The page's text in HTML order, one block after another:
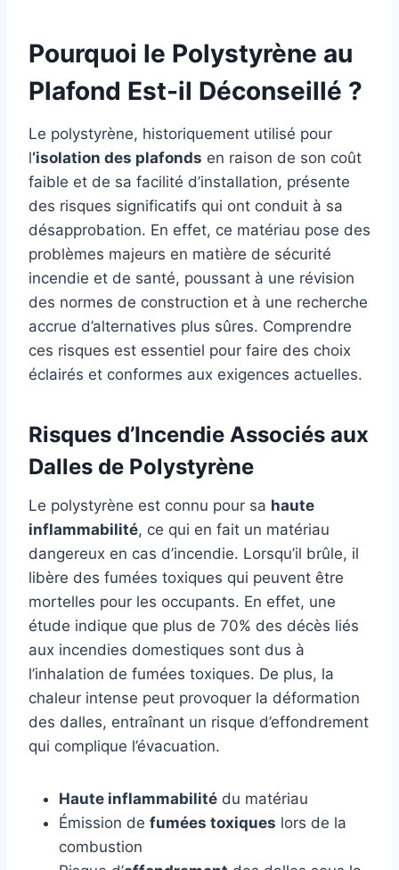
Pourquoi le Polystyrène au
Plafond Est-il Déconseillé ?
Le polystyrène, historiquement utilisé pour
l‘isolation des plafonds en raison de son coût
faible et de sa facilité d’installation, présente
des risques significatifs qui ont conduit à sa
désapprobation. En effet, ce matériau pose des
problèmes majeurs en matière de sécurité
incendie et de santé, poussant à une révision
des normes de construction et à une recherche
accrue d’alternatives plus sûres. Comprendre
ces risques est essentiel pour faire des choix
éclairés et conformes aux exigences actuelles.
Risques d’Incendie Associés aux
Dalles de Polystyrène
Le polystyrène est connu pour sa haute
inflammabilité, ce qui en fait un matériau
dangereux en cas d’incendie. Lorsqu’il brûle, il
libère des fumées toxiques qui peuvent être
mortelles pour les occupants. En effet, une
étude indique que plus de 70% des décès liés
aux incendies domestiques sont dus à
l’inhalation de fumées toxiques. De plus, la
chaleur intense peut provoquer la déformation
des dalles, entraînant un risque d’effondrement
qui complique l’évacuation.
Haute inflammabilité du matériau
Émission de fumées toxiques lors de la
combustion